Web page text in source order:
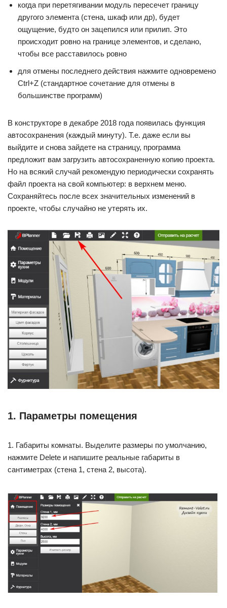
когда при перетягивании модуль пересечет границу
другого элемента (стена, шкаф или др), будет
ощущение, будто он зацепился или прилип. Это
происходит ровно на границе элементов, и сделано,
чтобы все расставилось ровно
для отмены последнего действия нажмите одновремено
Ctrl+Z (стандартное сочетание для отмены в
большинстве программ)
В конструкторе в декабре 2018 года появилась функция
автосохранения (каждый минуту). Т.е. даже если вы
выйдите и снова зайдете на страницу, программа
предложит вам загрузить автосохраненную копию проекта.
Но на всякий случай рекомендую периодически сохранять
файл проекта на свой компьютер: в верхнем меню.
Сохраняйтесь после всех значительных изменений в
проекте, чтобы случайно не утерять их.
1. Параметры помещения
1. Габариты комнаты. Выделите размеры по умолчанию,
нажмите Delete и напишите реальные габариты в
сантиметрах (стена 1, стена 2, высота).